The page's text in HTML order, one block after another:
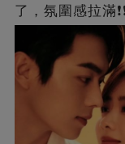
了，氛圍感拉滿